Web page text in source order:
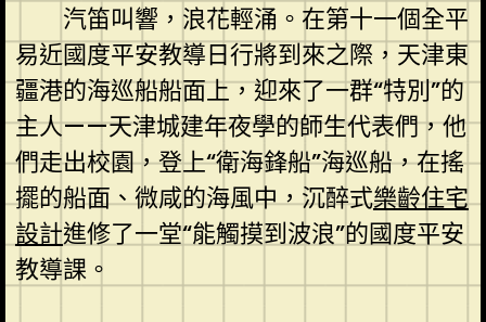
汽笛叫響，浪花輕涌。在第十一個全平
易近國度平安教導日行將到來之際，天津東
疆港的海巡船船面上，迎來了一群“特別”的
主人——天津城建年夜學的師生代表們，他
們走出校園，登上“衛海鋒船”海巡船，在搖
擺的船面、微咸的海風中，沉醉式樂齡住宅
設計進修了一堂“能觸摸到波浪”的國度平安
教導課。